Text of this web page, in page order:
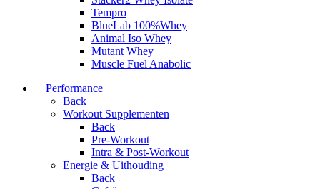
Tempro
BlueLab 100%Whey
Animal Iso Whey
Mutant Whey
Muscle Fuel Anabolic
Performance
Back
Workout Supplementen
Back
Pre-Workout
Intra & Post-Workout
Energie & Uithouding
Back